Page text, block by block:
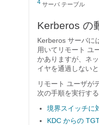
4 サーバ テーブル
Kerberos の
Kerberos サーバに
用いてリモート ユ
かありますが、ネ
イヤを通過しない
リモート ユーザが
次の手順を実行す
境界スイッチに
KDC からの